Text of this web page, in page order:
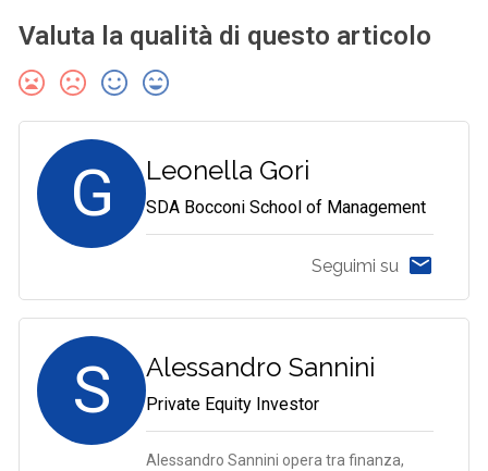
Valuta la qualità di questo articolo
G Leonella Gori
SDA Bocconi School of Management
Seguimi su
S Alessandro Sannini
Private Equity Investor
Alessandro Sannini opera tra finanza,